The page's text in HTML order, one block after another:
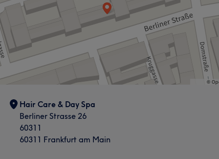
Hair Care & Day Spa
Berliner Strasse 26
60311
60311 Frankfurt am Main